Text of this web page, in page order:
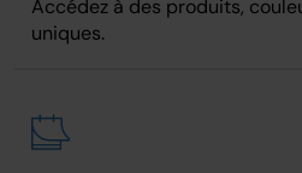
Accédez à des produits,
uniques.